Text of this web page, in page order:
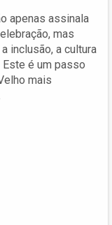
apenas assinala
mas
inclusão, a cultura
é um passo
mais